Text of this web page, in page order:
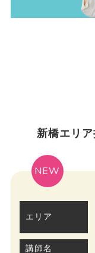
新橋エリ
NEW
エリア
講師名